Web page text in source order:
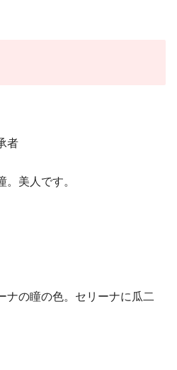
者
美人です。
ナの瞳の色。セリーナに瓜二